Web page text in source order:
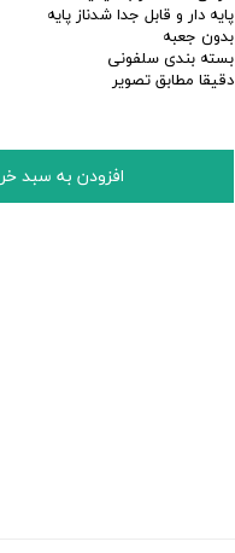
پایه دار و قابل جدا شدناز پایه
بدون جعبه
بسته بندی سلفونی
‌دقیقا مطابق تصویر
افزودن به سبد